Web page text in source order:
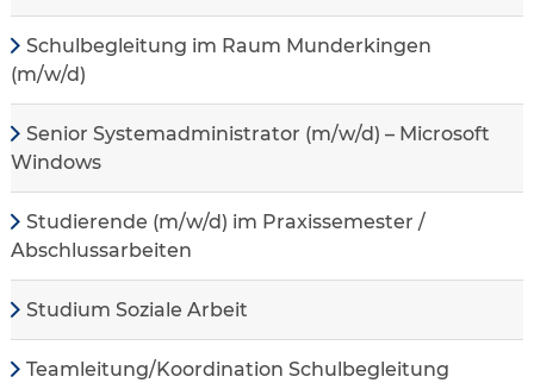
Schulbegleitung im Raum Munderkingen
(m/w/d)
Senior Systemadministrator (m/w/d) – Microsoft
Windows
Studierende (m/w/d) im Praxissemester /
Abschlussarbeiten
Studium Soziale Arbeit
Teamleitung/Koordination Schulbegleitung